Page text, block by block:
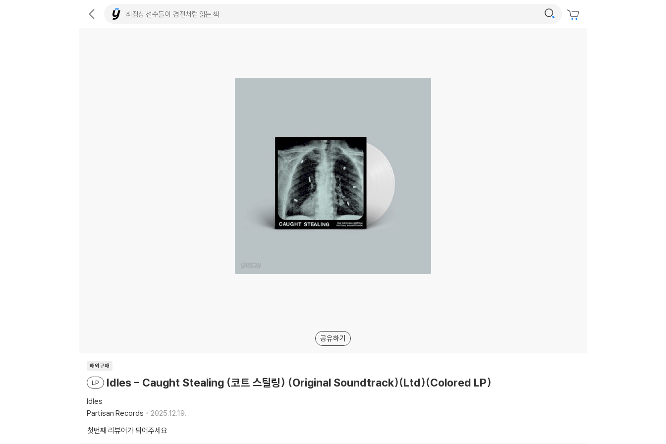
공유하기
해외구매
LP Idles - Caught Stealing (코트 스틸링) (Original Soundtrack)(Ltd)(Colored LP)
Idles
Partisan Records
2025.12.19.
첫번째 리뷰어가 되어주세요